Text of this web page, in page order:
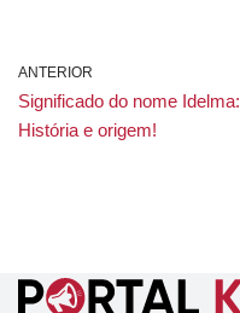
ANTERIOR
Significado do nome Idelma:
História e origem!